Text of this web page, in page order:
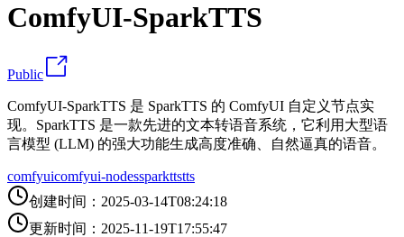
ComfyUI-SparkTTS
Public
ComfyUI-SparkTTS 是 SparkTTS 的 ComfyUI 自定义节点实
现。SparkTTS 是一款先进的文本转语音系统，它利用大型语
言模型 (LLM) 的强大功能生成高度准确、自然逼真的语音。
comfyuicomfyui-nodessparkttstts
创建时间 ： 2025-03-14T08:24:18
更新时间 ： 2025-11-19T17:55:47